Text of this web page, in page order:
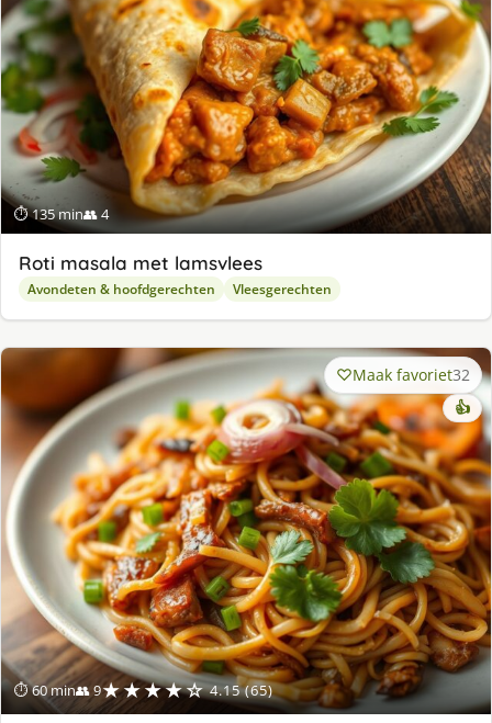
⏱ 135 min👥 4
Roti masala met lamsvlees
Avondeten & hoofdgerechten Vleesgerechten
⏱ 60 min👥 9★★★★☆ 4.15 (65)
Maak favoriet32
👍